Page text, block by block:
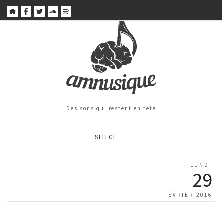
Des sons qui restent en tête
SELECT
LUNDI
29
FÉVRIER 2016